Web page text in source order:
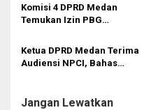
Komisi 4 DPRD Medan
Temukan Izin PBG
Ketua DPRD Medan Terima
Audiensi NPCI, Bahas
Jangan Lewatkan